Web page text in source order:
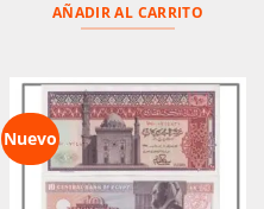
AÑADIR AL CARRITO
Nuevo